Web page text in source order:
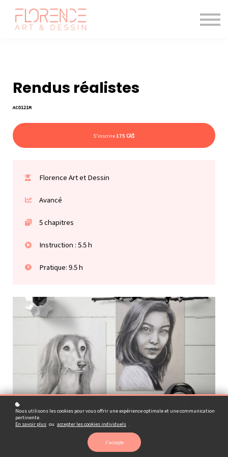
Le magazine
Rendus réalistes
AC0121R
S'inscrire175 CA$
Florence Art et Dessin
Avancé
5 chapitres
Instruction : 5.5 h
Pratique: 9.5 h
Nous utilisons les cookies pour vous offrir une expérience optimale et une communication
pertinente.
En savoir plus ou accepter les cookies individuels .
J'accepte